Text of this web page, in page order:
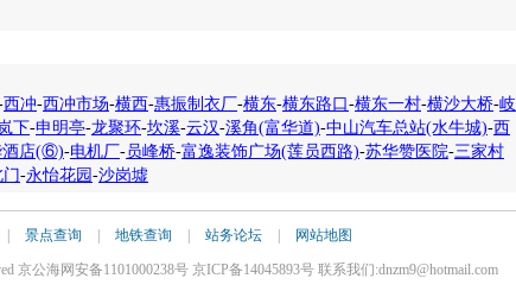
西冲-西冲市场-横西-惠振制衣厂-横东-横东路口 -横东一村-横沙大桥-岐
下-申明亭-龙聚环-坎溪-云汉-溪角(富华道)-中山汽车总站(水牛城)-西
酒店(⑥)-电机厂-员峰桥-富逸装饰广场(莲员西路)-苏华赞医院-三家村
-永怡花园 -沙岗墟
景点查询 地铁查询 站务论坛 网站地图
京公海网安备1101000238号 京ICP备14045893号 联系我们:dnzm9@hotmail.com